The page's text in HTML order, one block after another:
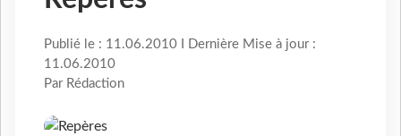
Publié le : 11.06.2010 I Dernière Mise à jour :
11.06.2010
Par Rédaction